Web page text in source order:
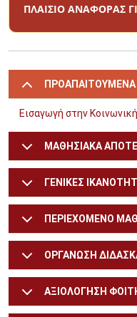
ΠΛΑΙΣΙΟ ΑΝΑΦΟΡΑΣ
Εισαγωγή στην
ΜΑΘΗΣΙΑΚΑ
ΓΕΝΙΚΕΣ
ΠΕΡΙΕΧΟΜΕΝΟ
ΟΡΓΑΝΩΣΗ
ΑΞΙΟΛΟΓΗΣΗ